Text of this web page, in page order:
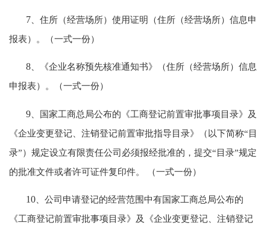
7 、住所（经营场所）使用证明（住所（经营场所）信息申
报表）。（一式一份）
8、《企业名称预先核准通知书》（住所（经营场所）信息
申报表）。（一式一份）
9 、国家工商总局公布的《工商登记前置审批事项目录》及
《企业变更登记、注销登记前置审批指导目录》（以下简称“目
录”）规定设立有限责任公司必须报经批准的，提交“目录”规定
的批准文件或者许可证件复印件。 （一式一份）
10 、公司申请登记的经营范围中有国家工商总局公布的
《工商登记前置审批事项目录》及《企业变更登记、注销登记